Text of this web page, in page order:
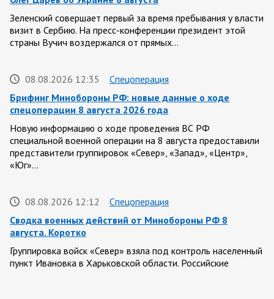
Зеленский совершает первый за время пребывания у власти
визит в Сербию. На пресс-конференции президент этой
страны Вучич воздержался от прямых…
08.08.2026 12:35
Спецоперация
Брифинг Минобороны РФ: новые данные о ходе
спецоперации 8 августа 2026 года
Новую информацию о ходе проведения ВС РФ
специальной военной операции на 8 августа предоставили
представители группировок «Север», «Запад», «Центр»,
«Юг»…
08.08.2026 12:12
Спецоперация
Сводка военных действий от Минобороны РФ 8
августа. Коротко
Группировка войск «Север» взяла под контроль населенный
пункт Ивановка в Харьковской области. Российские